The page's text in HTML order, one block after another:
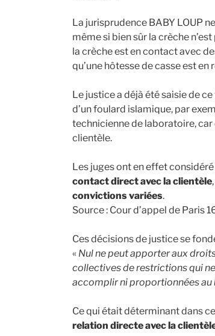
La jurisprudence BABY LOUP
même si bien sûr la crèche
la crèche est en contact avec
qu’une hôtesse de casse est
Le justice a déjà été saisie de
d’un foulard islamique, par
technicienne de laboratoire, car
clientèle.
Les juges ont en effet
contact direct avec la clientèle
convictions variées.
Source : Cour d’appel de Paris
Ces décisions de justice se
« Nul ne peut apporter aux
collectives de restrictions qui
accomplir ni proportionnées au
Ce qui était déterminant dans
relation directe avec la